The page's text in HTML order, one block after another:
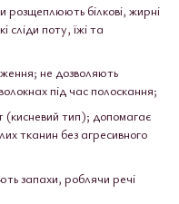
розщеплюють білкові, жирні
сліди поту, їжі та
не дозволяють
під час полоскання;
(кисневий тип); допомагає
тканин без агресивного
запахи, роблячи речі